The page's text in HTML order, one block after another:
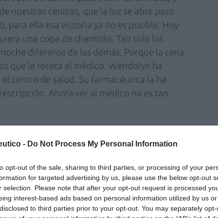
- Do Not Process My Personal Information
opt-out of the sale, sharing to third parties, or processing of your
for targeted advertising by us, please use the below opt-out
selection. Please note that after your opt-out request is processed
interest-based ads based on personal information utilized by us
to third parties prior to your opt-out. You may separately
nuestras cenizas, que la luz se abre paso
para ella esa victoria ya no es posible. Hoy
una copa de champán. Tan solo los
diferente de las demás. Porque la cena
que le receta el médico. Wendolyn ha
centro de salud. Su farmacéutica la ha
Ahora ver al médico no es tan
sí en la de Reyes. Durante su niñez, la de
Apenas un cartucho de cacahuetes de la
que le traía su madre. No había otra
represaliado. Wendolyn acaba de calentar el
se lo acerca a la boca y con la otra maneja
videollamada de familia, que está al otro
va a la cocina para escuchar mejor a sus